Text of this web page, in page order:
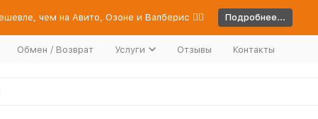
чем на Авито, Озоне и Валберис 👉🏻 Подробнее...
Обмен / Возврат Услуги Отзывы Контакты